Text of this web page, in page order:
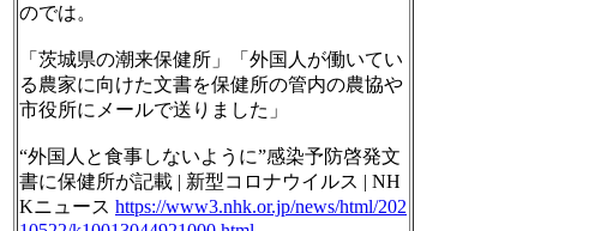
のでは。
「茨城県の潮来保健所」「外国人が働いてい
る農家に向けた文書を保健所の管内の農協や
市役所にメールで送りました」
“外国人と食事しないように”感染予防啓発文
書に保健所が記載 | 新型コロナウイルス | NH
Kニュース https://www3.nhk.or.jp/news/html/202